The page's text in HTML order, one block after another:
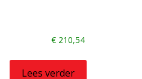
€ 210,54
Lees verder